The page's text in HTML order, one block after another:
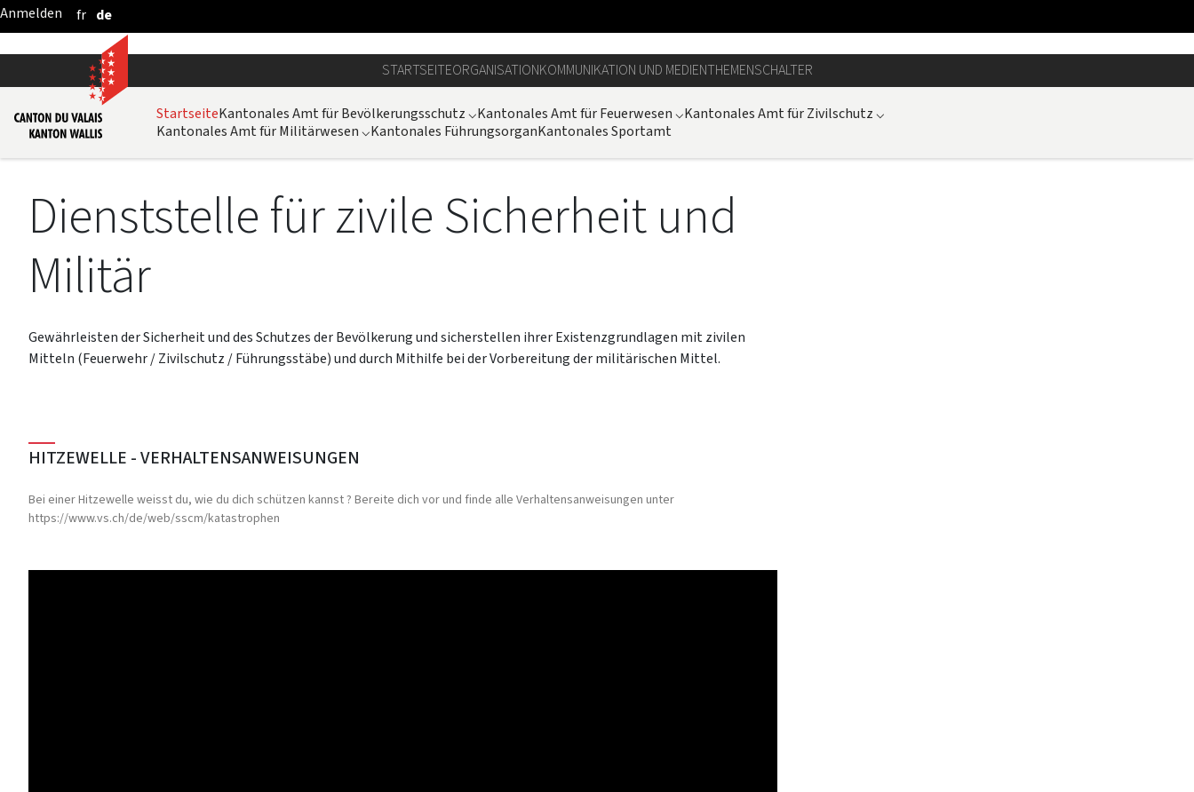
Zum Hauptinhalt springen
fr de
STARTSEITEORGANISATIONKOMMUNIKATION UND MEDIENTHEMENSCHALTER
StartseiteKantonales Amt für Bevölkerungsschutz ⌵Kantonales Amt für Feuerwesen ⌵Kantonales Amt für Zivilschutz ⌵
Kantonales Amt für Militärwesen ⌵Kantonales FührungsorganKantonales Sportamt
Dienststelle für zivile Sicherheit und
Militär
Gewährleisten der Sicherheit und des Schutzes der Bevölkerung und sicherstellen ihrer Existenzgrundlagen mit zivilen
Mitteln (Feuerwehr / Zivilschutz / Führungsstäbe) und durch Mithilfe bei der Vorbereitung der militärischen Mittel.
HITZEWELLE - VERHALTENSANWEISUNGEN
Bei einer Hitzewelle weisst du, wie du dich schützen kannst ? Bereite dich vor und finde alle Verhaltensanweisungen unter
https://www.vs.ch/de/web/sscm/katastrophen